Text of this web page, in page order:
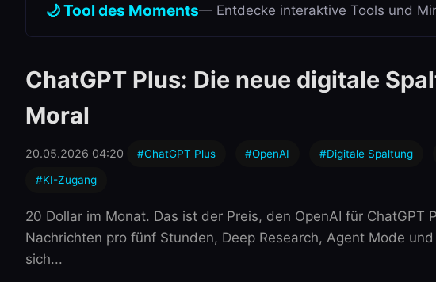
🌙 Tool des Moments— Entdecke interaktive Tools und
ChatGPT Plus: Die neue digitale
Moral
20.05.2026 04:20 #ChatGPT Plus #OpenAI #Digitale Spaltung
#KI-Zugang
20 Dollar im Monat. Das ist der Preis, den OpenAI für
Nachrichten pro fünf Stunden, Deep Research, Agent Mode
sich...